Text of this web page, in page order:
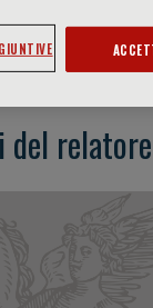
del relatore